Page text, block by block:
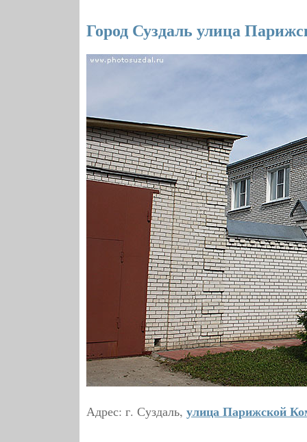
Город Суздаль улица
Адрес: г. Суздаль, улица Парижской